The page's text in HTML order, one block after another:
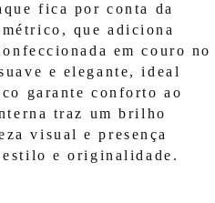
fica por conta da
que adiciona
em couro no
e elegante, ideal
garante conforto ao
traz um brilho
visual e presença
estilo e originalidade.